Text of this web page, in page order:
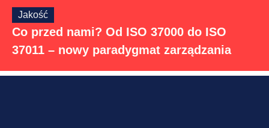
Jakość
Co przed nami? Od ISO 37000 do ISO
37011 – nowy paradygmat zarządzania